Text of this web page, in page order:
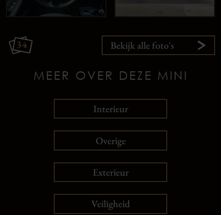
34 Bekijk alle foto's
MEER OVER DEZE MINI
Interieur
Overige
Exterieur
Veiligheid